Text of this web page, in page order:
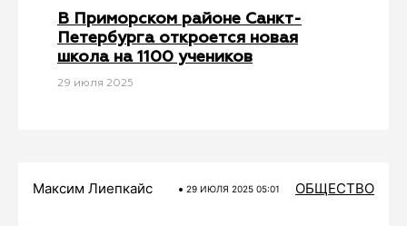
В Приморском районе Санкт-
Петербурга откроется новая
школа на 1100 учеников
29 июля 2025
Максим Лиепкайс 29 ИЮЛЯ 2025 05:01 ОБЩЕСТВО